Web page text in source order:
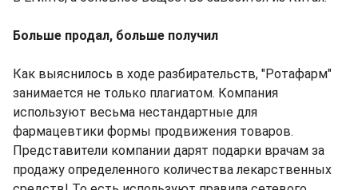
Больше продал, больше получил
Как выяснилось в ходе разбирательств, "Ротафарм"
занимается не только плагиатом. Компания
используют весьма нестандартные для
фармацевтики формы продвижения товаров.
Представители компании дарят подарки врачам за
продажу определенного количества лекарственных